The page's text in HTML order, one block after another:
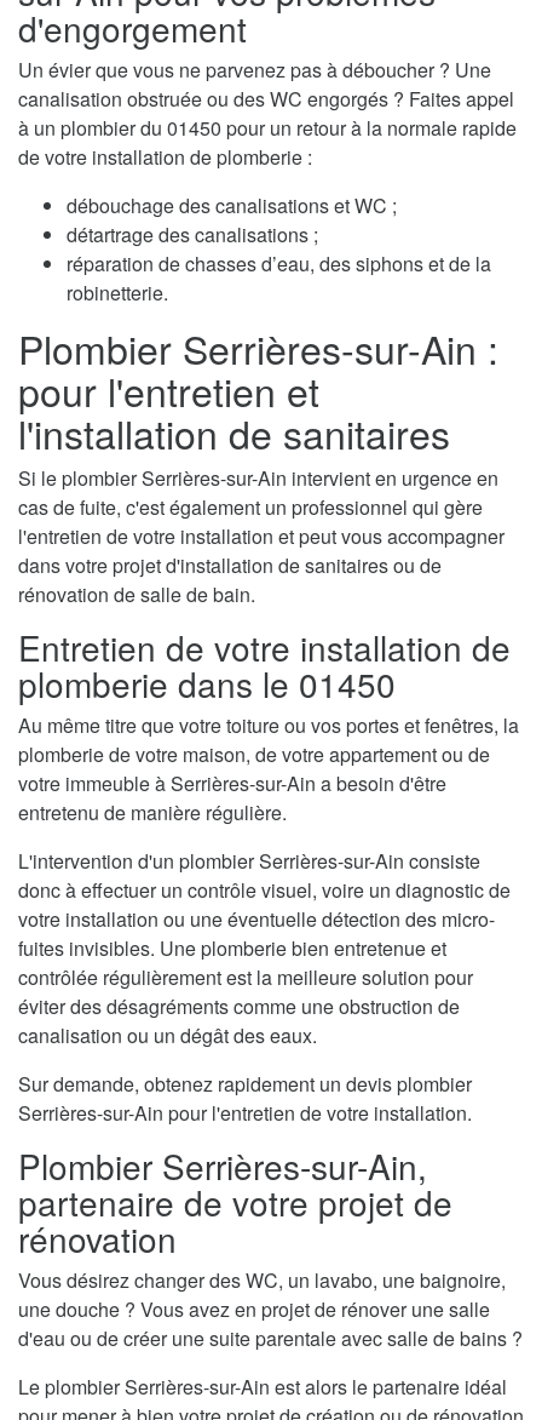
d'engorgement
Un évier que vous ne parvenez pas à déboucher ? Une
canalisation obstruée ou des WC engorgés ? Faites appel
à un plombier du 01450 pour un retour à la normale rapide
de votre installation de plomberie :
débouchage des canalisations et WC ;
détartrage des canalisations ;
réparation de chasses d’eau, des siphons et de la
robinetterie.
Plombier Serrières-sur-Ain :
pour l'entretien et
l'installation de sanitaires
Si le plombier Serrières-sur-Ain intervient en urgence en
cas de fuite, c'est également un professionnel qui gère
l'entretien de votre installation et peut vous accompagner
dans votre projet d'installation de sanitaires ou de
rénovation de salle de bain.
Entretien de votre installation de
plomberie dans le 01450
Au même titre que votre toiture ou vos portes et fenêtres, la
plomberie de votre maison, de votre appartement ou de
votre immeuble à Serrières-sur-Ain a besoin d'être
entretenu de manière régulière.
L'intervention d'un plombier Serrières-sur-Ain consiste
donc à effectuer un contrôle visuel, voire un diagnostic de
votre installation ou une éventuelle détection des micro-
fuites invisibles. Une plomberie bien entretenue et
contrôlée régulièrement est la meilleure solution pour
éviter des désagréments comme une obstruction de
canalisation ou un dégât des eaux.
Sur demande, obtenez rapidement un devis plombier
Serrières-sur-Ain pour l'entretien de votre installation.
Plombier Serrières-sur-Ain,
partenaire de votre projet de
rénovation
Vous désirez changer des WC, un lavabo, une baignoire,
une douche ? Vous avez en projet de rénover une salle
d'eau ou de créer une suite parentale avec salle de bains ?
Le plombier Serrières-sur-Ain est alors le partenaire idéal